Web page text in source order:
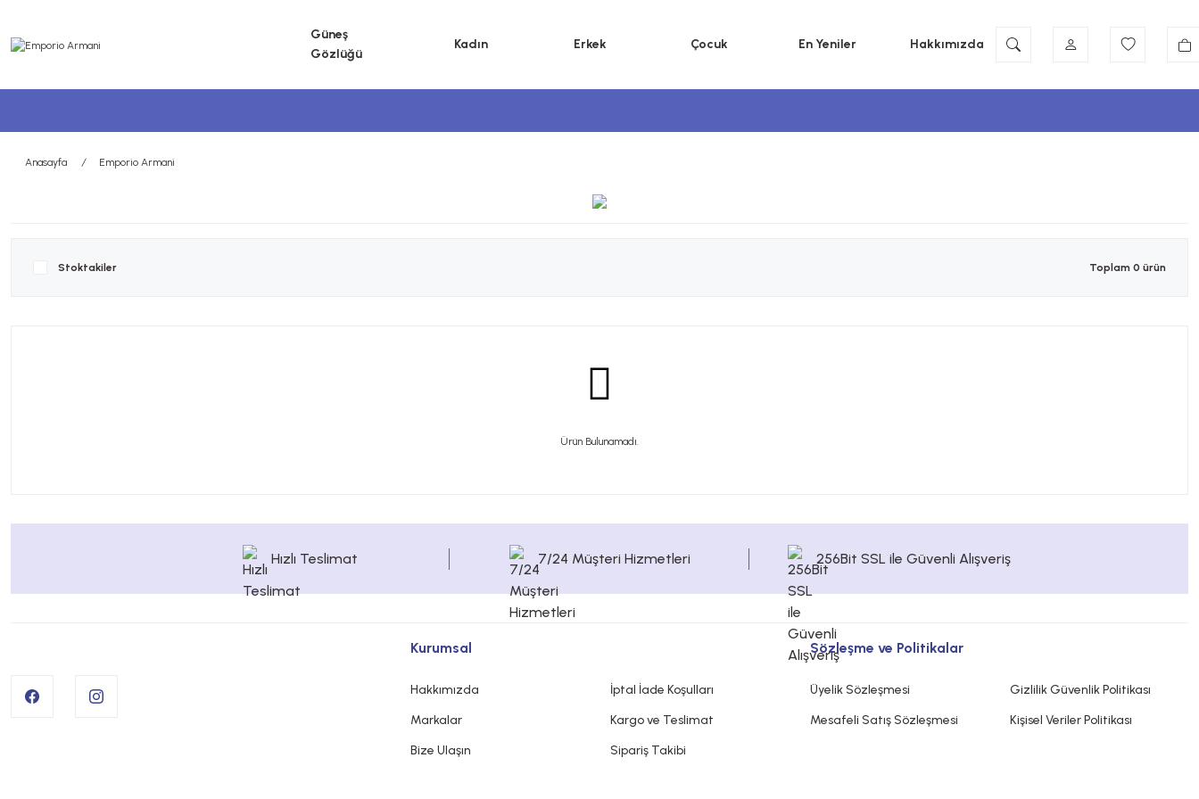
Güneş
Gözlüğü
Kadın Erkek Çocuk En Yeniler Hakkımızda
Anasayfa Emporio Armani
Stoktakiler Toplam 0 ürün
Ürün Bulunamadı.
Hızlı Teslimat 7/24 Müşteri Hizmetleri 256Bit SSL ile Güvenli Alışveriş
Kurumsal
Hakkımızda
İptal İade Koşulları
Markalar
Kargo ve Teslimat
Bize Ulaşın
Sipariş Takibi
Sözleşme ve Politikalar
Üyelik Sözleşmesi
Gizlilik Güvenlik Politikası
Mesafeli Satış Sözleşmesi
Kişisel Veriler Politikası